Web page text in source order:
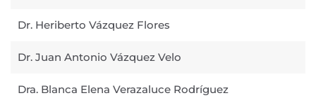
Dr. Heriberto Vázquez Flores
Dr. Juan Antonio Vázquez Velo
Dra. Blanca Elena Verazaluce Rodríguez